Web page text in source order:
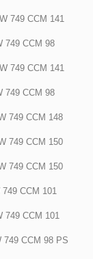
749 CCM 141
749 CCM 98
749 CCM 141
749 CCM 98
749 CCM 148
749 CCM 150
749 CCM 150
CCM 101
749 CCM 101
749 CCM 98 PS